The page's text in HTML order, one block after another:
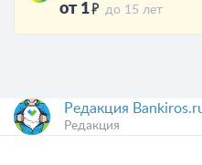
от 1 до 15 лет
Редакция
Редакция